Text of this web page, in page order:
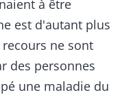
à être
est d'autant plus
ne sont
des personnes
une maladie du